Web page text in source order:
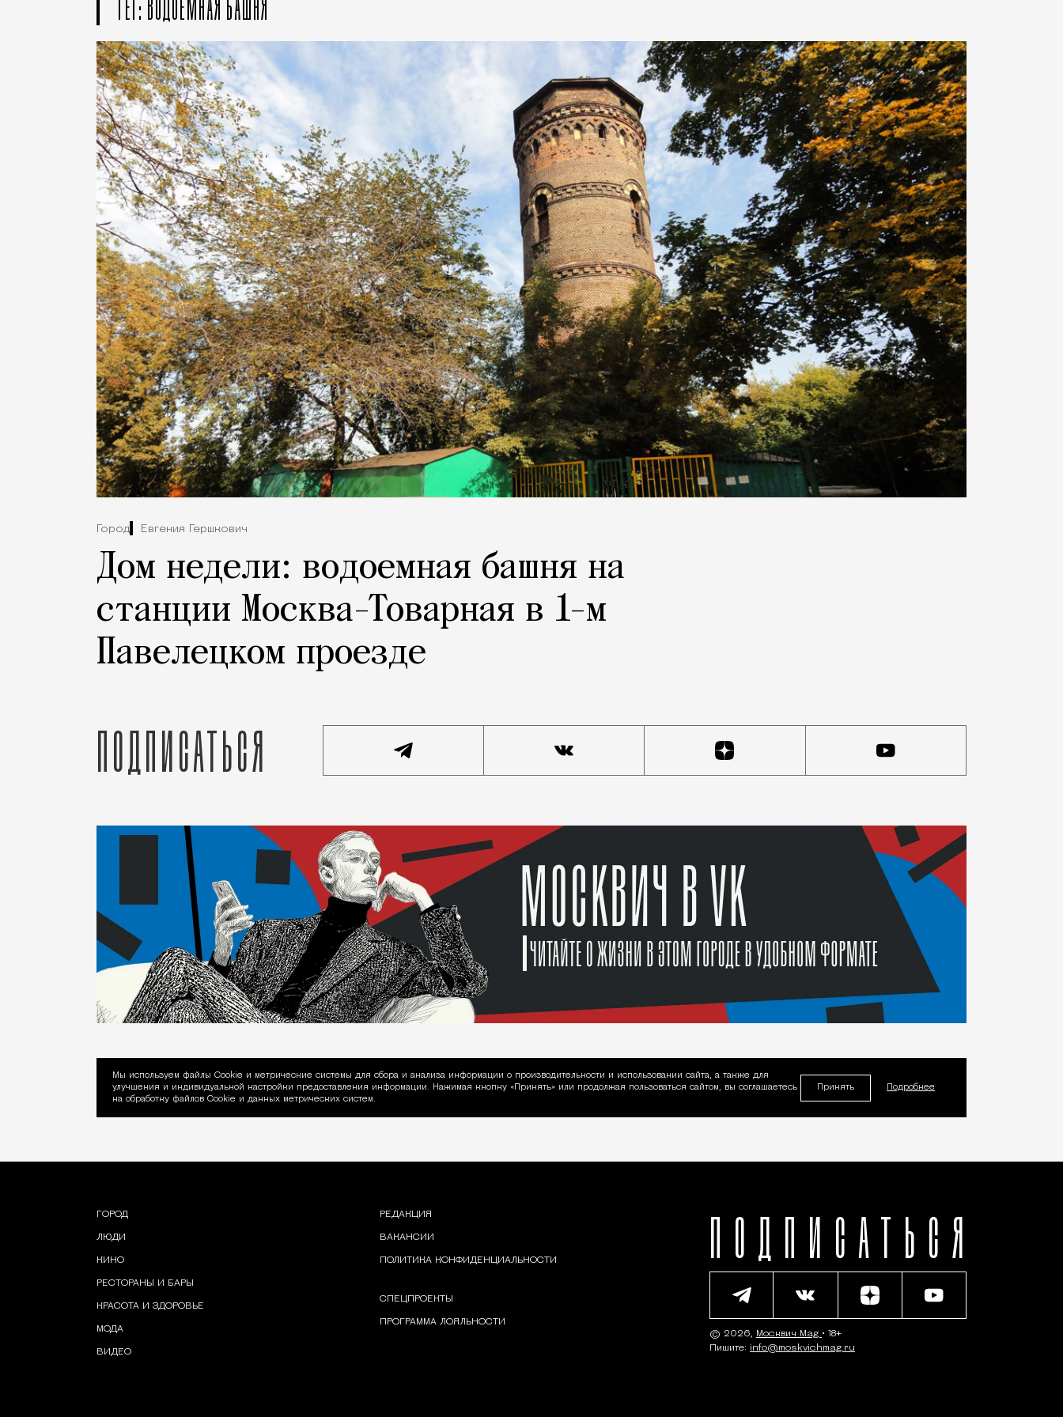
Город Евгения Гершкович
Дом недели: водоемная башня на
станции Москва-Товарная в 1-м
Павелецком проезде
Подписаться
Уведомление об использовании Cookie
Мы используем файлы Сookie и метрические системы для сбора и анализа информации о производительности и использовании сайта, а также для
улучшения и индивидуальной настройки предоставления информации. Нажимая кнопку «Принять» или продолжая пользоваться сайтом, вы соглашаетесь
на обработку файлов Cookie и данных метрических систем.
Принять Подробнее
ГОРОД
ЛЮДИ
КИНО
РЕСТОРАНЫ И БАРЫ
КРАСОТА И ЗДОРОВЬЕ
МОДА
ВИДЕО
РЕДАКЦИЯ
ВАКАНСИИ
ПОЛИТИКА КОНФИДЕНЦИАЛЬНОСТИ
СПЕЦПРОЕКТЫ
ПРОГРАММА ЛОЯЛЬНОСТИ
ПОДПИСАТЬСЯ
© 2026, Москвич Mag • 18+
Пишите: info@moskvichmag.ru